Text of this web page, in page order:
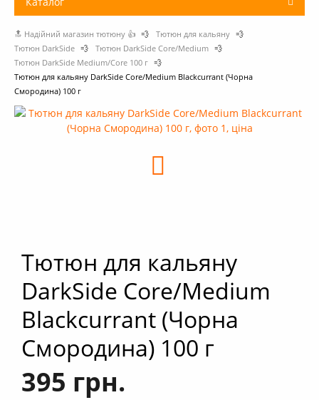
Огляди тютюну Fresh Track
Тютюн для кальяну
Вугілля для кальяну
Кальяни
Комплектуючі для кальяну
+
🔝 Надійний магазин тютюну 👍 💨 Тютюн для кальяну 💨
Тютюн DarkSide 💨 Тютюн DarkSide Core/Medium 💨
Тютюн DarkSide Medium/Core 100 г 💨
Тютюн для кальяну DarkSide Core/Medium Blackcurrant (Чорна
Смородина) 100 г
Тютюн для кальяну
DarkSide Core/Medium
Blackcurrant (Чорна
Смородина) 100 г
395 грн.